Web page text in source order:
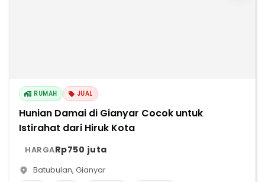
RUMAH JUAL
Hunian Damai di Gianyar Cocok untuk
Istirahat dari Hiruk Kota
HARGARp750 juta
Batubulan, Gianyar